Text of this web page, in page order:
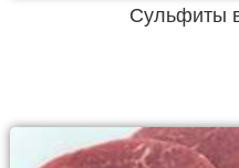
Сульфиты